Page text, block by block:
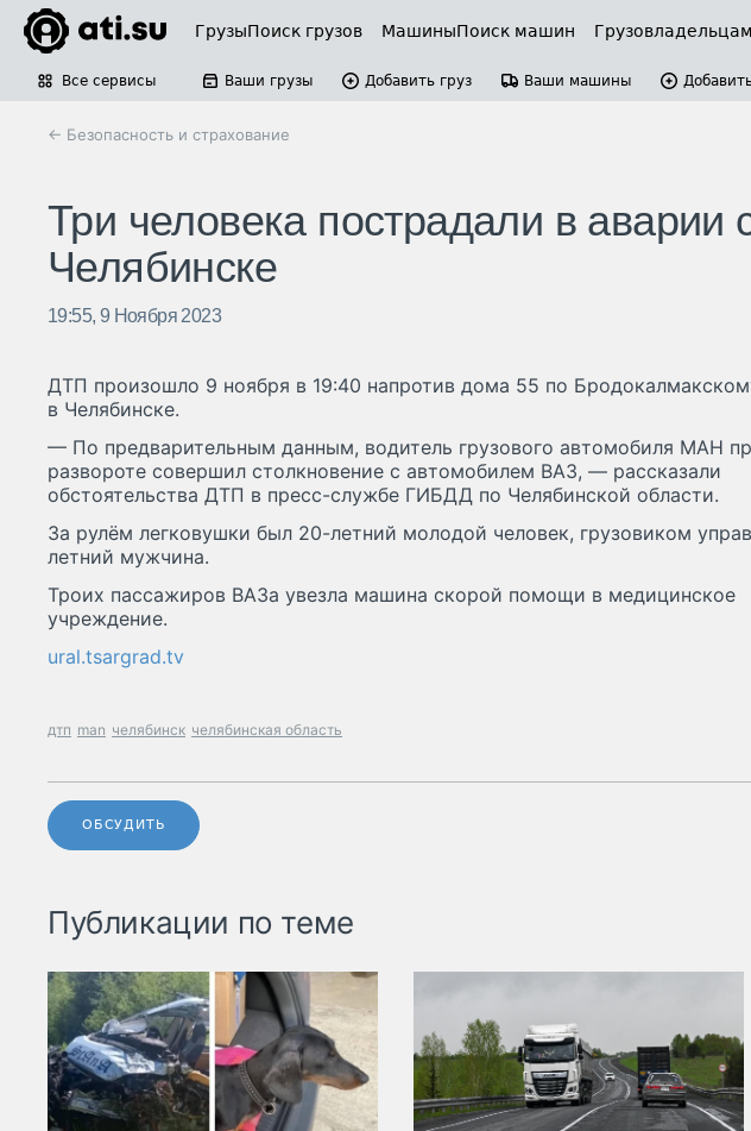
ГрузыПоиск грузов МашиныПоиск машин Грузовладельцам
Все сервисы Ваши грузы Добавить груз Ваши машины
← Безопасность и страхование
Три человека пострадали в аварии
Челябинске
19:55, 9 Ноября 2023
ДТП произошло 9 ноября в 19:40 напротив дома 55 по
в Челябинске.
— По предварительным данным, водитель грузового автомобиля МАН
развороте совершил столкновение с автомобилем ВАЗ, — рассказали
обстоятельства ДТП в пресс-службе ГИБДД по Челябинской области.
За рулём легковушки был 20-летний молодой человек, грузовиком
летний мужчина.
Троих пассажиров ВАЗа увезла машина скорой помощи в медицинское
учреждение.
ural.tsargrad.tv
дтп man челябинск челябинская область
ОБСУДИТЬ
Публикации по теме